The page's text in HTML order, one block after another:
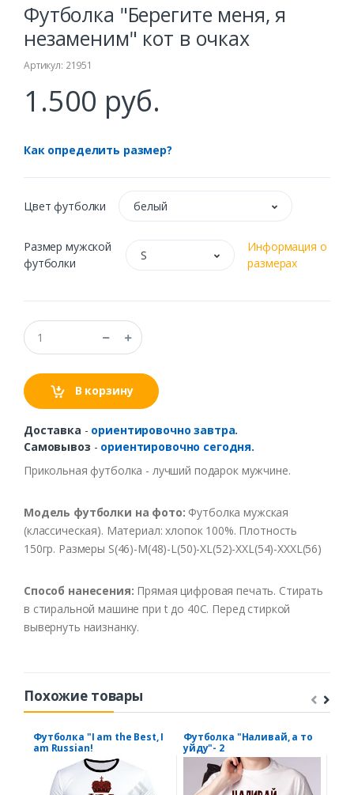
Футболка "Берегите меня, я
незаменим" кот в очках
Артикул: 21951
1.500 руб.
Как определить размер?
Цвет футболки белый
Размер мужской
футболки
S
Информация о
размерах
В корзину
Доставка - ориентировочно завтра.
Самовывоз - ориентировочно сегодня.
Прикольная футболка - лучший подарок мужчине.
Модель футболки на фото: Футболка мужская
(классическая). Материал: хлопок 100%. Плотность
150гр. Размеры S(46)-M(48)-L(50)-XL(52)-XXL(54)-XXXL(56)
Способ нанесения: Прямая цифровая печать. Стирать
в стиральной машине при t до 40С. Перед стиркой
вывернуть наизнанку.
Похожие товары
Футболка "I am the Best, I
am Russian!
Футболка "Наливай, а то
уйду"- 2